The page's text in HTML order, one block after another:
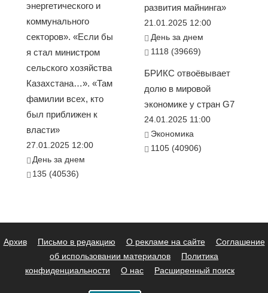
энергетического и
коммунального
секторов». «Если бы
я стал министром
сельского хозяйства
Казахстана…». «Там
фамилии всех, кто
был приближен к
власти»
27.01.2025 12:00
День за днем
135 (40536)
развития майнинга»
21.01.2025 12:00
День за днем
1118 (39669)
БРИКС отвоёвывает
долю в мировой
экономике у стран G7
24.01.2025 11:00
Экономика
1105 (40906)
Архив Письмо в редакцию О рекламе на сайте
Соглашение
об использовании материалов
Политика
конфиденциальности
О нас Расширенный поиск